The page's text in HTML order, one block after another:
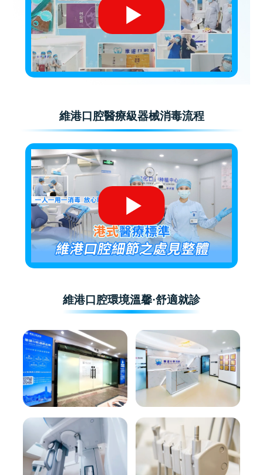
維港口腔醫療級器械消毒流程
維港口腔環境溫馨·舒適就診